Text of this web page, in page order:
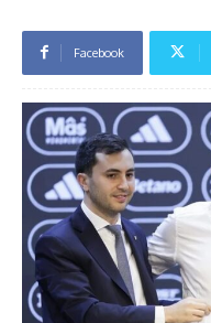
Facebook